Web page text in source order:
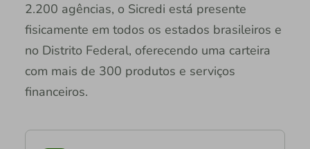
2.200 agências, o Sicredi está presente
fisicamente em todos os estados brasileiros e
no Distrito Federal, oferecendo uma carteira
com mais de 300 produtos e serviços
financeiros.